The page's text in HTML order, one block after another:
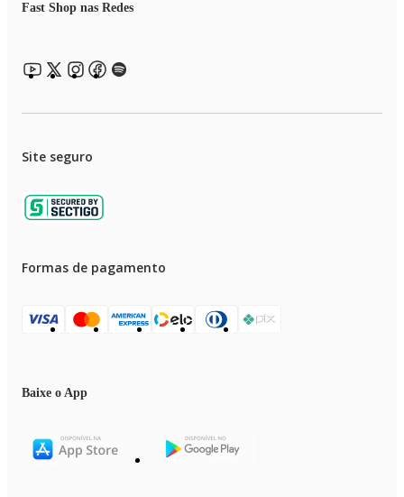
Fast Shop nas Redes
Site seguro
Formas de pagamento
Baixe o App